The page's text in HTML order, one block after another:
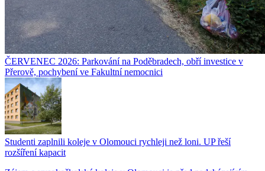
ČERVENEC 2026: Parkování na Poděbradech, obří investice v
Přerově, pochybení ve Fakultní nemocnici
Studenti zaplnili koleje v Olomouci rychleji než loni. UP řeší
rozšíření kapacit